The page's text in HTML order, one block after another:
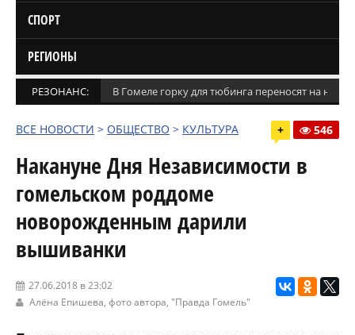
СПОРТ
РЕГИОНЫ
РЕЗОНАНС: В Гомеле горку для тюбинга переносят на
ВСЕ НОВОСТИ > ОБЩЕСТВО > КУЛЬТУРА + 546
Накануне Дня Независимости в
гомельском роддоме
новорожденным дарили
вышиванки
27.06.2018 в 23:02
Алёна Епишева, фото автора, "Правда Гомель"